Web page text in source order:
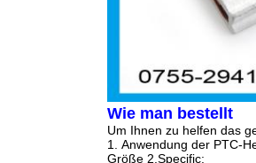
Wie man bestellt
Um Ihnen zu helfen das
1. Anwendung der PTC-
Größe 2.Specific: